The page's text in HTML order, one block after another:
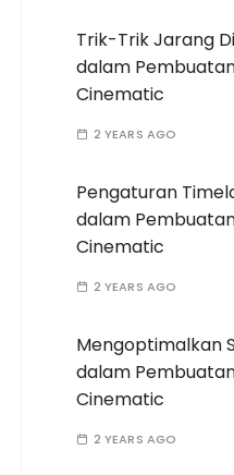
Trik-Trik Jarang
dalam
Cinematic
2 YEARS AGO
Pengaturan
dalam
Cinematic
2 YEARS AGO
Mengoptimalkan
dalam
Cinematic
2 YEARS AGO